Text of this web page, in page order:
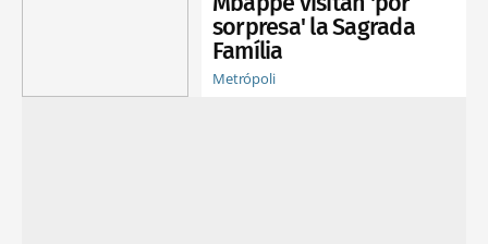
sorpresa' la Sagrada
Família
Metrópoli